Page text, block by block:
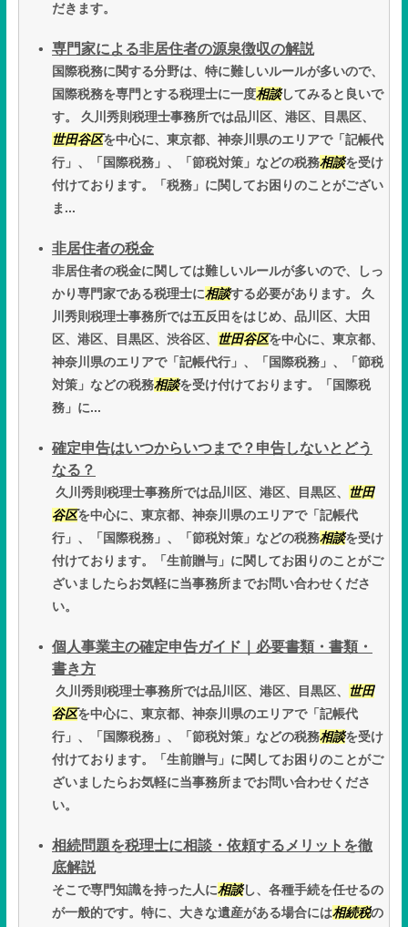
だきます。
専門家による非居住者の源泉徴収の解説
国際税務に関する分野は、特に難しいルールが多いので、
国際税務を専門とする税理士に一度相談してみると良いで
す。 久川秀則税理士事務所では品川区、港区、目黒区、
世田谷区を中心に、東京都、神奈川県のエリアで「記帳代
行」、「国際税務」、「節税対策」などの税務相談を受け
付けております。「税務」に関してお困りのことがござい
ま...
非居住者の税金
非居住者の税金に関しては難しいルールが多いので、しっ
かり専門家である税理士に相談する必要があります。 久
川秀則税理士事務所では五反田をはじめ、品川区、大田
区、港区、目黒区、渋谷区、
世田谷区を中心に、東京都、
神奈川県のエリアで「記帳代行」、「国際税務」、「節税
対策」などの税務相談を受け付けております。「国際税
務」に...
確定申告はいつからいつまで？申告しないとどう
なる？
久川秀則税理士事務所では品川区、港区、目黒区、
世田
谷区を中心に、東京都、神奈川県のエリアで「記帳代
行」、「国際税務」、「節税対策」などの税務相談を受け
付けております。「生前贈与」に関してお困りのことがご
ざいましたらお気軽に当事務所までお問い合わせくださ
い。
個人事業主の確定申告ガイド｜必要書類・書類・
書き方
久川秀則税理士事務所では品川区、港区、目黒区、
世田
谷区を中心に、東京都、神奈川県のエリアで「記帳代
行」、「国際税務」、「節税対策」などの税務相談を受け
付けております。「生前贈与」に関してお困りのことがご
ざいましたらお気軽に当事務所までお問い合わせくださ
い。
相続問題を税理士に相談・依頼するメリットを徹
底解説
そこで専門知識を持った人に相談し、各種手続を任せるの
が一般的です。特に、大きな遺産がある場合には相続税の